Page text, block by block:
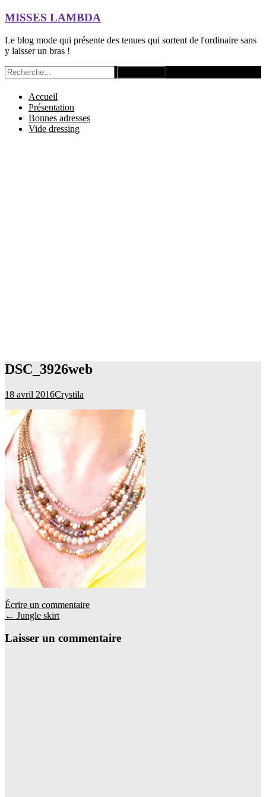
Aller
contenu
principal
MISSES LAMBDA
Le blog mode qui présente des tenues qui sortent de l'ordinaire sans
y laisser un bras !
Rechercher :
Accueil
Présentation
Bonnes adresses
Vide dressing
DSC_3926web
18 avril 2016Crystila
Écrire un commentaire
Navigation
l'article
← Jungle skirt
Laisser un commentaire